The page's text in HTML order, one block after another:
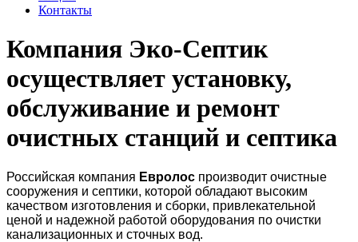
Контакты
Компания Эко-Септик
осуществляет установку,
обслуживание и ремонт
очистных станций и септика
Российская компания Евролос производит очистные
сооружения и септики, которой обладают высоким
качеством изготовления и сборки, привлекательной
ценой и надежной работой оборудования по очистки
канализационных и сточных вод.